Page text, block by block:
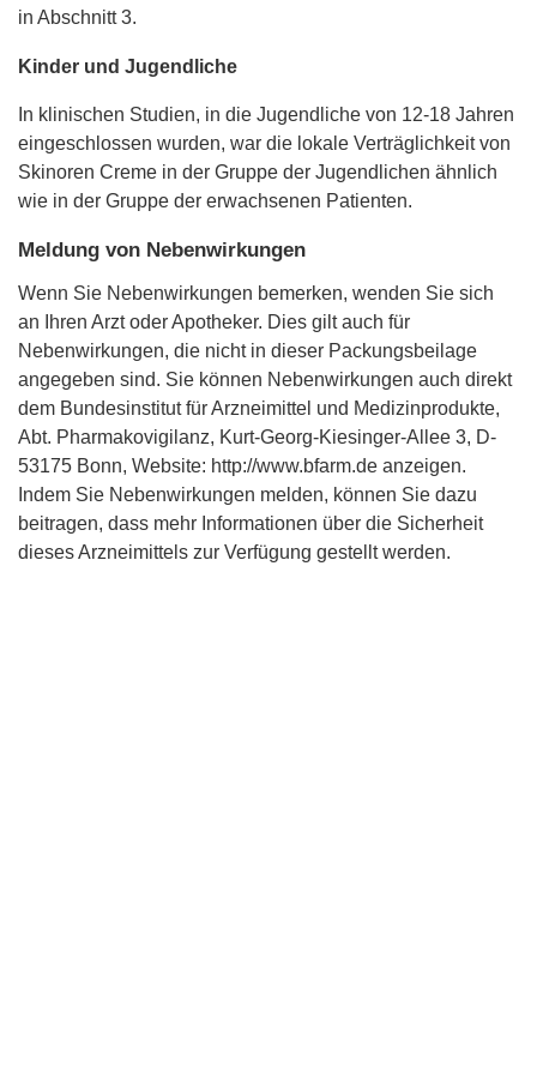
in Abschnitt 3.
Kinder und Jugendliche
In klinischen Studien, in die Jugendliche von 12-18 Jahren
eingeschlossen wurden, war die lokale Verträglichkeit von
Skinoren Creme in der Gruppe der Jugendlichen ähnlich
wie in der Gruppe der erwachsenen Patienten.
Meldung von Nebenwirkungen
Wenn Sie Nebenwirkungen bemerken, wenden Sie sich
an Ihren Arzt oder Apotheker. Dies gilt auch für
Nebenwirkungen, die nicht in dieser Packungsbeilage
angegeben sind. Sie können Nebenwirkungen auch direkt
dem Bundesinstitut für Arzneimittel und Medizinprodukte,
Abt. Pharmakovigilanz, Kurt-Georg-Kiesinger-Allee 3, D-
53175 Bonn, Website: http://www.bfarm.de anzeigen.
Indem Sie Nebenwirkungen melden, können Sie dazu
beitragen, dass mehr Informationen über die Sicherheit
dieses Arzneimittels zur Verfügung gestellt werden.